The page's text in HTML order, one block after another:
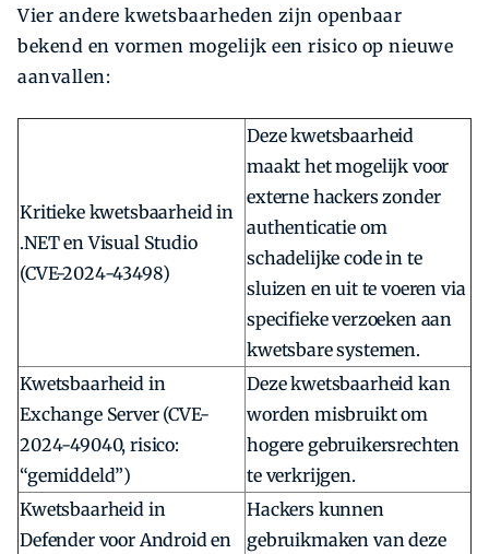
Vier andere kwetsbaarheden zijn openbaar
bekend en vormen mogelijk een risico op nieuwe
aanvallen:
Kritieke kwetsbaarheid in
.NET en Visual Studio
(CVE-2024-43498)
Deze kwetsbaarheid
maakt het mogelijk voor
externe hackers zonder
authenticatie om
schadelijke code in te
sluizen en uit te voeren via
specifieke verzoeken aan
kwetsbare systemen.
Kwetsbaarheid in
Exchange Server (CVE-
2024-49040, risico:
“gemiddeld”)
Deze kwetsbaarheid kan
worden misbruikt om
hogere gebruikersrechten
te verkrijgen.
Kwetsbaarheid in
Defender voor Android en
Hackers kunnen
gebruikmaken van deze